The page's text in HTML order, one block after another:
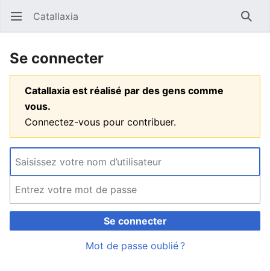
Ouvrir le menu principal Catallaxia
Se connecter
Catallaxia est réalisé par des gens comme
vous.
Connectez-vous pour contribuer.
Se connecter
Mot de passe oublié ?